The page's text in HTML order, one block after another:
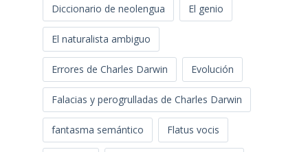
Diccionario de neolengua El genio
El naturalista ambiguo
Errores de Charles Darwin Evolución
Falacias y perogrulladas de Charles Darwin
fantasma semántico Flatus vocis